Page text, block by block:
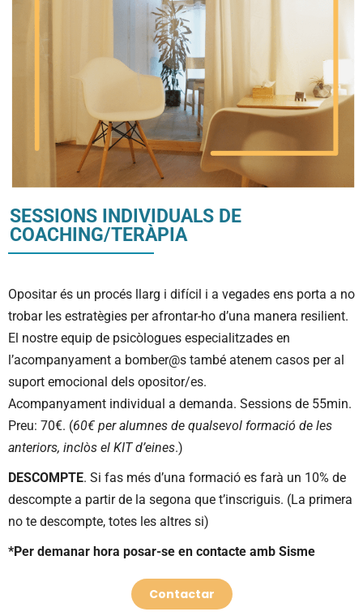
SESSIONS INDIVIDUALS DE
COACHING/TERÀPIA
Opositar és un procés llarg i difícil i a vegades ens porta a no
trobar les estratègies per afrontar-ho d’una manera resilient.
El nostre equip de psicòlogues especialitzades en
l’acompanyament a bomber@s també atenem casos per al
suport emocional dels opositor/es.
Acompanyament individual a demanda. Sessions de 55min.
Preu: 70€. (60€ per alumnes de qualsevol formació de les
anteriors, inclòs el KIT d’eines.)
DESCOMPTE. Si fas més d’una formació es farà un 10% de
descompte a partir de la segona que t’inscriguis. (La primera
no te descompte, totes les altres si)
*Per demanar hora posar-se en contacte amb Sisme
Contactar